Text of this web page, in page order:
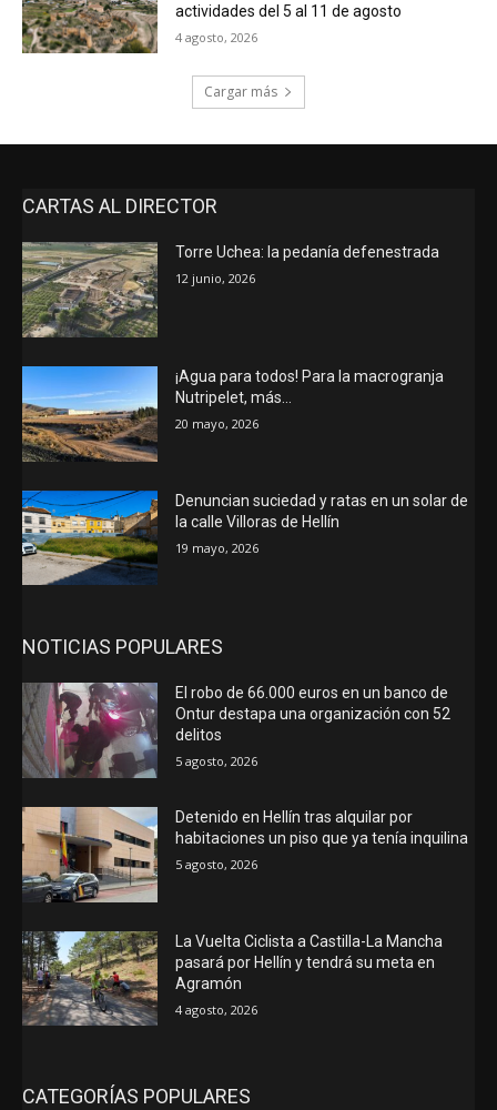
actividades del 5 al 11 de agosto
4 agosto, 2026
Cargar más
CARTAS AL DIRECTOR
Torre Uchea: la pedanía defenestrada
12 junio, 2026
¡Agua para todos! Para la macrogranja
Nutripelet, más…
20 mayo, 2026
Denuncian suciedad y ratas en un solar de
la calle Villoras de Hellín
19 mayo, 2026
NOTICIAS POPULARES
El robo de 66.000 euros en un banco de
Ontur destapa una organización con 52
delitos
5 agosto, 2026
Detenido en Hellín tras alquilar por
habitaciones un piso que ya tenía inquilina
5 agosto, 2026
La Vuelta Ciclista a Castilla-La Mancha
pasará por Hellín y tendrá su meta en
Agramón
4 agosto, 2026
CATEGORÍAS POPULARES